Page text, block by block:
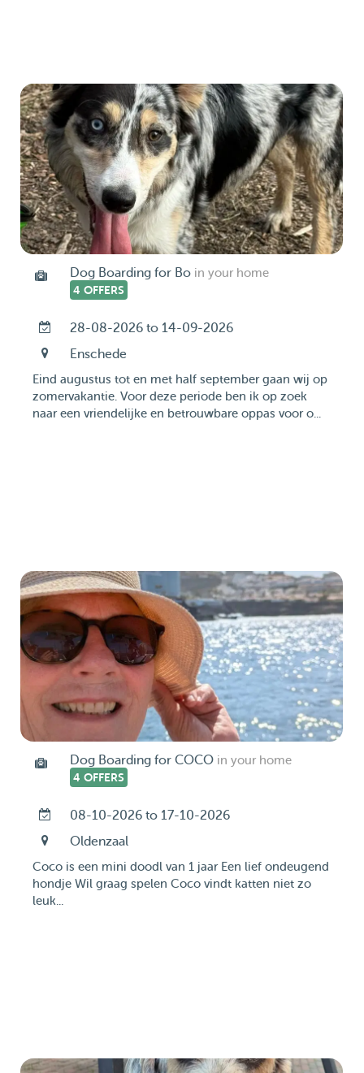
Dog Boarding for Bo in your home
4 OFFERS
28-08-2026 to 14-09-2026
Enschede
Eind augustus tot en met half september gaan wij op
zomervakantie. Voor deze periode ben ik op zoek
naar een vriendelijke en betrouwbare oppas voor o...
Dog Boarding for COCO in your home
4 OFFERS
08-10-2026 to 17-10-2026
Oldenzaal
Coco is een mini doodl van 1 jaar Een lief ondeugend
hondje Wil graag spelen Coco vindt katten niet zo
leuk...